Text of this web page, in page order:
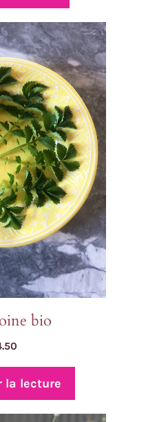
à
$21.50
bio
la lecture